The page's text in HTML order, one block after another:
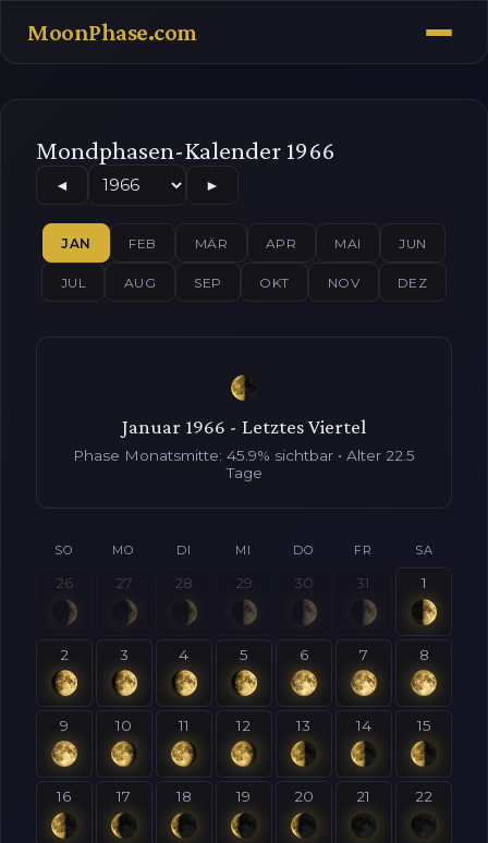
MoonPhase.com
Mondphasen-Kalender 1966
◄ ►
JAN FEB MÄR APR MAI JUN
JUL AUG SEP OKT NOV DEZ
Januar 1966 - Letztes Viertel
Phase Monatsmitte: 45.9% sichtbar • Alter 22.5
Tage
SO MO DI MI DO FR SA
26 27 28 29 30 31 1
2 3 4 5 6 7 8
9 10 11 12 13 14 15
16 17 18 19 20 21 22